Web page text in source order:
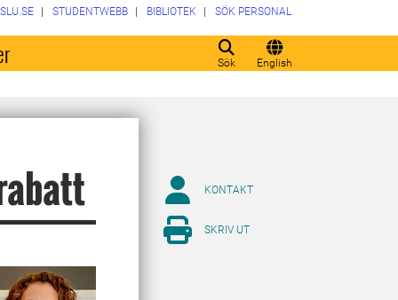
Sök English
SLU.SE STUDENTWEBB BIBLIOTEK SÖK PERSONAL
KONTAKT
SKRIV UT